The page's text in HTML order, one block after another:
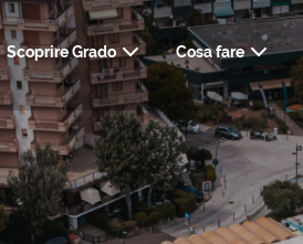
Scoprire Grado
COME ARRIVARE
Cosa fare
ARTE, STORIA E CULTURA